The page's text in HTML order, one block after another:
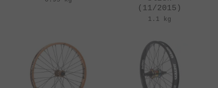
(11/2015)
1.1 kg